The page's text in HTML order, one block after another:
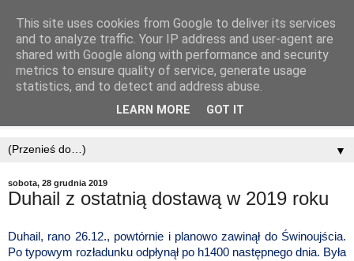
▼
sobota, 28 grudnia 2019
Duhail z ostatnią dostawą w 2019 roku
Duhail, rano 26.12., powtórnie i planowo zawinął do Świnoujścia.
Po typowym rozładunku odpłynął po h1400 następnego dnia. Była
This site uses cookies from Google to deliver its services
and to analyze traffic. Your IP address and user-agent are
shared with Google along with performance and security
metrics to ensure quality of service, generate usage
statistics, and to detect and address abuse.
LEARN MORE GOT IT